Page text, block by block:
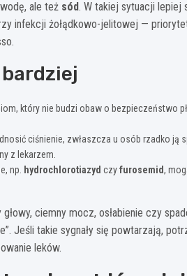
ale też sód. W takiej sytuacji lepiej
infekcji żołądkowo-jelitowej —
który nie budzi obaw o bezpieczeństwo
ciśnienie, zwłaszcza u osób rzadko ją
z lekarzem.
np. hydrochlorotiazyd czyfurosemid,
ciemny mocz, osłabienie czy
Jeśli takie sygnały się powtarzają,
leków.